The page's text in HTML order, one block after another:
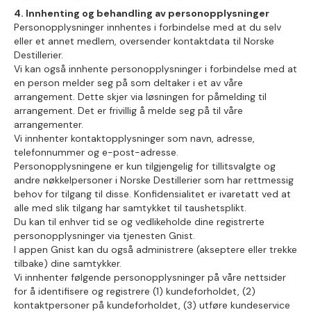
4. Innhenting og behandling av personopplysninger
Personopplysninger innhentes i forbindelse med at du selv
eller et annet medlem, oversender kontaktdata til Norske
Destillerier.
Vi kan også innhente personopplysninger i forbindelse med at
en person melder seg på som deltaker i et av våre
arrangement. Dette skjer via løsningen for påmelding til
arrangement. Det er frivillig å melde seg på til våre
arrangementer.
Vi innhenter kontaktopplysninger som navn, adresse,
telefonnummer og e-post-adresse.
Personopplysningene er kun tilgjengelig for tillitsvalgte og
andre nøkkelpersoner i Norske Destillerier som har rettmessig
behov for tilgang til disse. Konfidensialitet er ivaretatt ved at
alle med slik tilgang har samtykket til taushetsplikt.
Du kan til enhver tid se og vedlikeholde dine registrerte
personopplysninger via tjenesten Gnist.
I appen Gnist kan du også administrere (akseptere eller trekke
tilbake) dine samtykker.
Vi innhenter følgende personopplysninger på våre nettsider
for å identifisere og registrere (1) kundeforholdet, (2)
kontaktpersoner på kundeforholdet, (3) utføre kundeservice